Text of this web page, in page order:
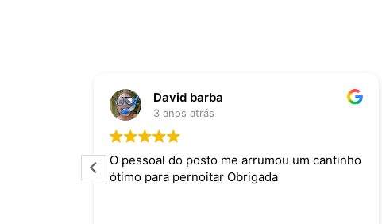
David barba
3 anos atrás
O pessoal do posto me arrumou um cantinho
ótimo para pernoitar Obrigada